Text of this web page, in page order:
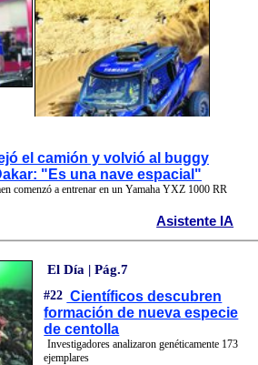
el camión y volvió al buggy
"Es una nave espacial"
comenzó a entrenar en un Yamaha YXZ 1000 RR
Asistente IA
El Día | Pág.7
#22 Científicos descubren
formación de nueva especie
de centolla
Investigadores analizaron genéticamente 173
ejemplares